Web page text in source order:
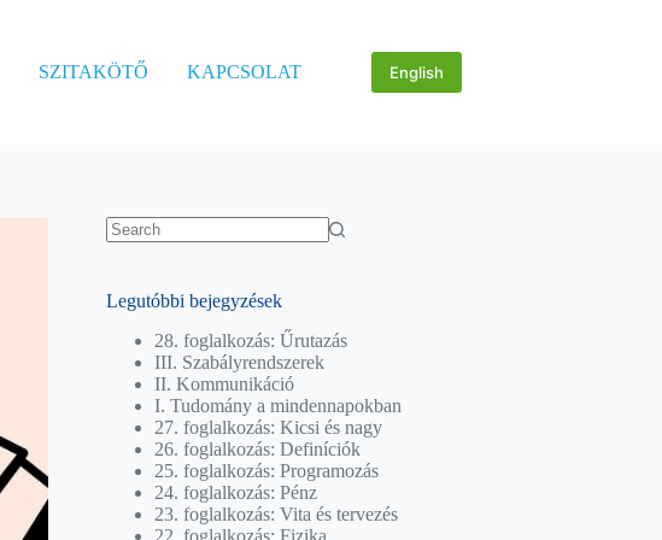
SZITAKÖTŐ KAPCSOLAT English
Legutóbbi bejegyzések
28. foglalkozás: Űrutazás
III. Szabályrendszerek
II. Kommunikáció
I. Tudomány a mindennapokban
27. foglalkozás: Kicsi és nagy
26. foglalkozás: Definíciók
25. foglalkozás: Programozás
24. foglalkozás: Pénz
23. foglalkozás: Vita és tervezés
22. foglalkozás: Fizika